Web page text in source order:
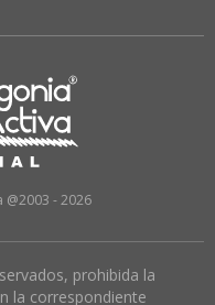
@2003 - 2026
prohibida la
la correspondiente